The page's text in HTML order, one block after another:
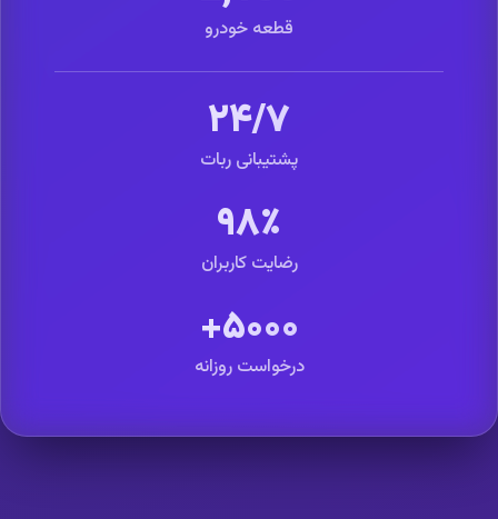
قطعه خودرو
۲۴/۷
پشتیبانی ربات
۹۸٪
رضایت کاربران
۵۰۰۰+
درخواست روزانه